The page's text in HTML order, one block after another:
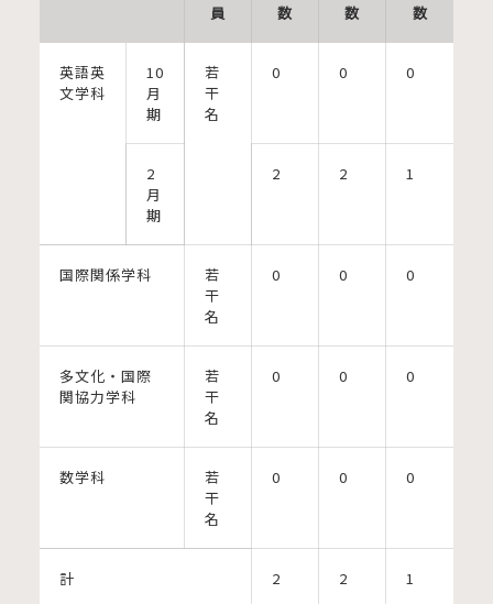
員
数
数
数
英語英
文学科
10
月
期
若
干
名
0 0 0
2
月
期
2 2 1
国際関係学科
若
干
名
0 0 0
多文化・国際
関協力学科
若
干
名
0 0 0
数学科
若
干
名
0 0 0
計 2 2 1